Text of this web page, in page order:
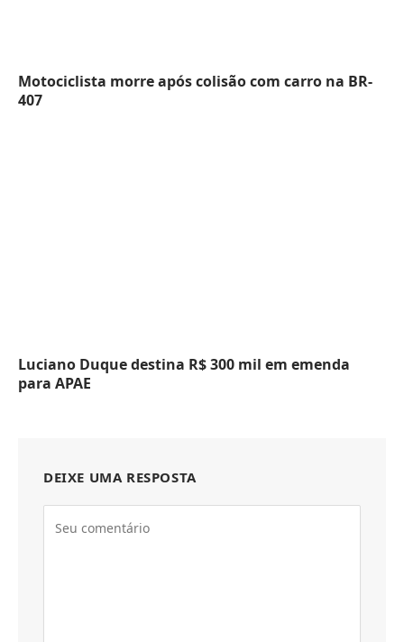
Motociclista morre após colisão com carro na BR-
407
Luciano Duque destina R$ 300 mil em emenda
para APAE
DEIXE UMA RESPOSTA